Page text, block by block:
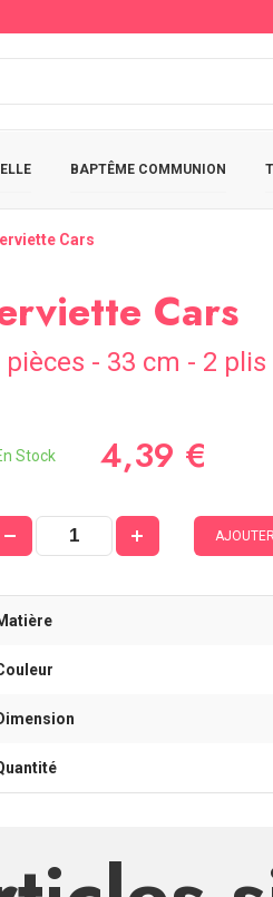
BAPTÊME COMMUNION
Cars
Cars
pièces - 33 cm - 2 plis
Stock 4,39 €